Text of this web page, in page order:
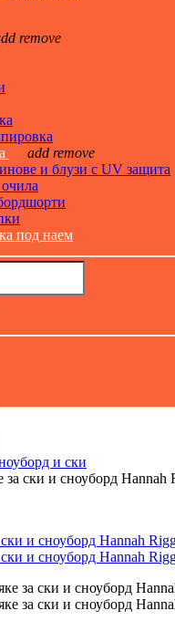
remove
add remove
и блузи с UV защита
под наем
и ски
ски и сноуборд Hannah